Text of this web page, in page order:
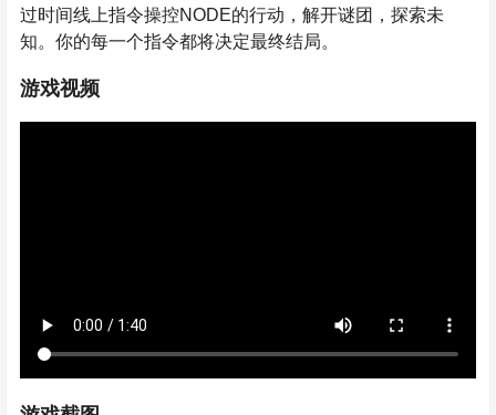
过时间线上指令操控NODE的行动，解开谜团，探索未
知。你的每一个指令都将决定最终结局。
游戏视频